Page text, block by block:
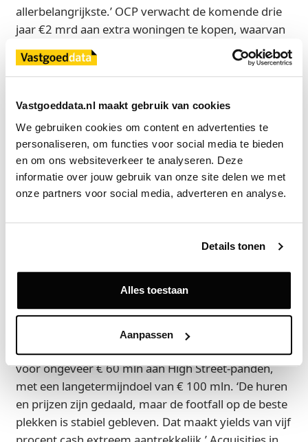
Vastgoeddata.nl maakt gebruik van cookies
We gebruiken cookies om content en advertenties te
personaliseren, om functies voor social media te bieden
en om ons websiteverkeer te analyseren. Deze
informatie over jouw gebruik van onze site delen we met
onze partners voor social media, adverteren en analyse.
Details tonen
Alles toestaan
Aanpassen
allerbelangrijkste.’ OCP verwacht de komende drie
jaar €2 mrd aan extra woningen te kopen, waarvan
het grootste deel in Duitsland en Scandinavië.
beleid
fundamentals van de woningmarkt zijn fantastisch,
maar de regelgeving is een chaos.’ De
overregulering van de afgelopen jaren heeft
investeerders weggejaagd. Toch is hij optimistisch.
verwacht dat Nederland weer aantrekkelijk wordt
zodra het beleid voorspelbaar wordt.’
Naast woningen investeert OCP via een apart fonds
in A1-winkels in de dertien grootste steden van
Nederland. In achttien maanden kocht het bedrijf
voor ongeveer € 60 mln aan High Street-panden,
met een langetermijndoel van € 100 mln. ‘De huren
en prijzen zijn gedaald, maar de footfall op de beste
plekken is stabiel gebleven. Dat maakt yields van vijf